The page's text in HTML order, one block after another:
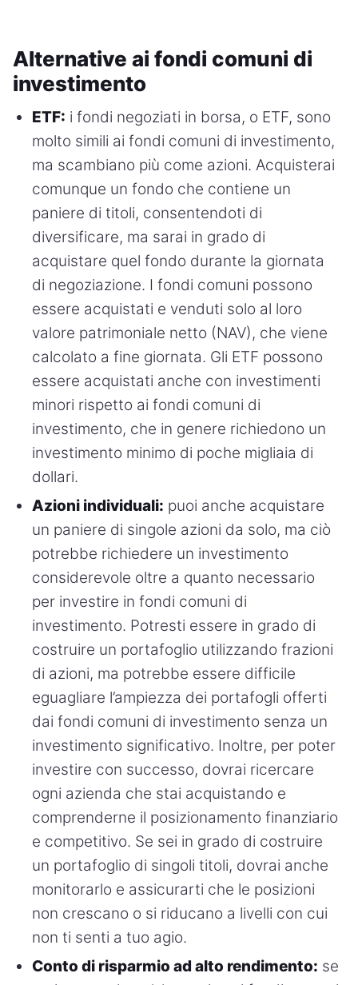
Alternative ai fondi comuni di
investimento
ETF: i fondi negoziati in borsa, o ETF, sono
molto simili ai fondi comuni di investimento,
ma scambiano più come azioni. Acquisterai
comunque un fondo che contiene un
paniere di titoli, consentendoti di
diversificare, ma sarai in grado di
acquistare quel fondo durante la giornata
di negoziazione. I fondi comuni possono
essere acquistati e venduti solo al loro
valore patrimoniale netto (NAV), che viene
calcolato a fine giornata. Gli ETF possono
essere acquistati anche con investimenti
minori rispetto ai fondi comuni di
investimento, che in genere richiedono un
investimento minimo di poche migliaia di
dollari.
Azioni individuali: puoi anche acquistare
un paniere di singole azioni da solo, ma ciò
potrebbe richiedere un investimento
considerevole oltre a quanto necessario
per investire in fondi comuni di
investimento. Potresti essere in grado di
costruire un portafoglio utilizzando frazioni
di azioni, ma potrebbe essere difficile
eguagliare l’ampiezza dei portafogli offerti
dai fondi comuni di investimento senza un
investimento significativo. Inoltre, per poter
investire con successo, dovrai ricercare
ogni azienda che stai acquistando e
comprenderne il posizionamento finanziario
e competitivo. Se sei in grado di costruire
un portafoglio di singoli titoli, dovrai anche
monitorarlo e assicurarti che le posizioni
non crescano o si riducano a livelli con cui
non ti senti a tuo agio.
Conto di risparmio ad alto rendimento: se